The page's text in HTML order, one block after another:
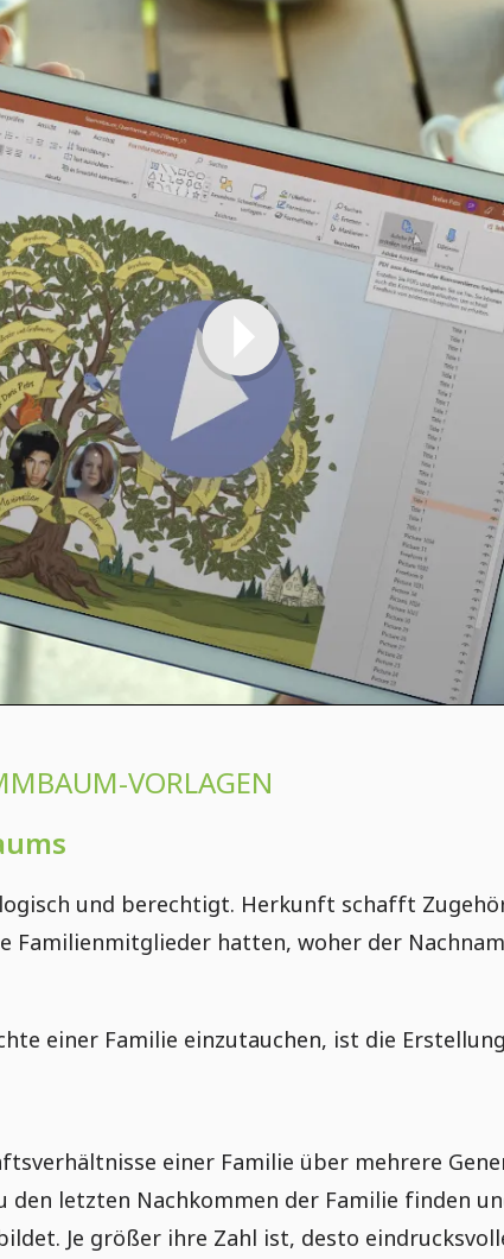
VORLAGEN
und berechtigt. Herkunft schafft
Familienmitglieder hatten, woher der
einer Familie einzutauchen, ist die
einer Familie über mehrere
letzten Nachkommen der Familie finden
Je größer ihre Zahl ist, desto